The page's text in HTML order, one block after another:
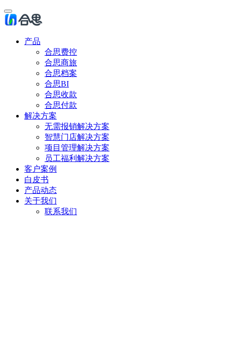
产品
合思费控
合思商旅
合思档案
合思BI
合思收款
合思付款
解决方案
无需报销解决方案
智慧门店解决方案
项目管理解决方案
员工福利解决方案
客户案例
白皮书
产品动态
关于我们
联系我们